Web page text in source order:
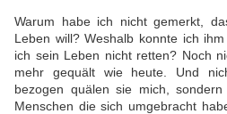
Warum habe ich nicht gemerkt,
Leben will? Weshalb konnte ich
ich sein Leben nicht retten? Noch
mehr gequält wie heute. Und
bezogen quälen sie mich,
Menschen die sich umgebracht